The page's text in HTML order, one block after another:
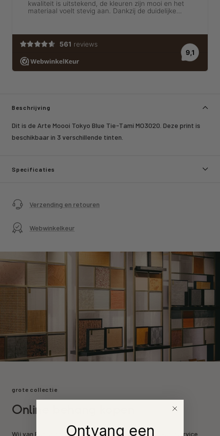
Beschrijving
Dit is de Arte Moooi Tokyo Blue Tie-Tami MO3020. Deze print is
beschikbaar in 3 verschillende tinten.
Specificaties
Verzending en retouren
Webwinkelkeur
grote collectie
Online behang kopen
Wij van Behang.nl leveren de mooiste behang merken. Service
Ontvang een